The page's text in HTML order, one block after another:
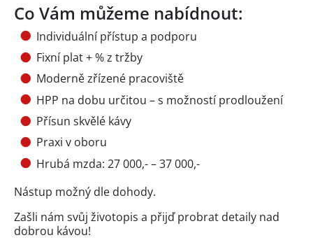
Co Vám můžeme nabídnout:
Individuální přístup a podporu
Fixní plat + % z tržby
Moderně zřízené pracoviště
HPP na dobu určitou – s možností prodloužení
Přísun skvělé kávy
Praxi v oboru
Hrubá mzda: 27 000,- – 37 000,-
Nástup možný dle dohody.
Zašli nám svůj životopis a přijď probrat detaily nad
dobrou kávou!